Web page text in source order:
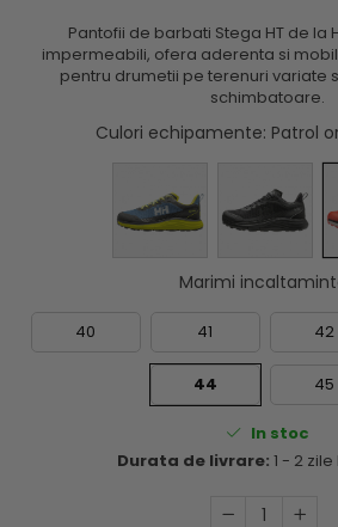
Pantofii de barbati Stega HT de la
impermeabili, ofera aderenta si
pentru drumetii pe terenuri variate
schimbatoare.
Culori echipamente: Patrol
Marimi
40 41 42
44 45
In stoc
Durata de livrare: 1 - 2